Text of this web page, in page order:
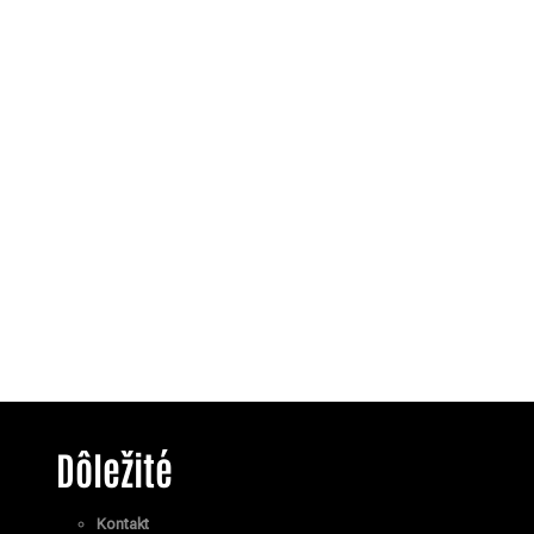
Dôležité
Kontakt